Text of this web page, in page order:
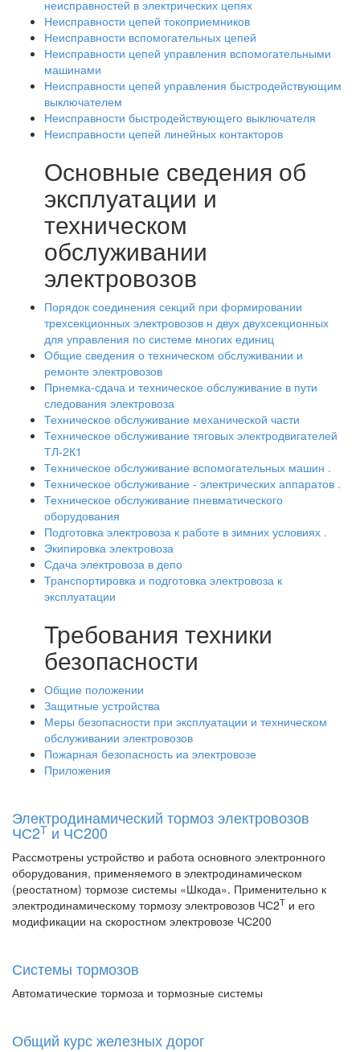
неисправностей в электрических цепях
Неисправности цепей токоприемников
Неисправности вспомогательных цепей
Неисправности цепей управления вспомогательными
машинами
Неисправности цепей управления быстродействующим
выключателем
Неисправности быстродействующего выключателя
Неисправности цепей линейных контакторов
Основные сведения об
эксплуатации и
техническом
обслуживании
электровозов
Порядок соединения секций при формировании
трехсекционных электровозов н двух двухсекционных
для управления по системе многих единиц
Общие сведения о техническом обслуживании и
ремонте электровозов
Прнемка-сдача и техническое обслуживание в пути
следования электровоза
Техническое обслуживание механической части
Техническое обслуживание тяговых электродвигателей
ТЛ-2К1
Техническое обслуживание вспомогательных машин .
Техническое обслуживание - электрических аппаратов .
Техническое обслуживание пневматического
оборудования
Подготовка электровоза к работе в зимних условиях .
Экипировка электровоза
Сдача электровоза в депо
Транспортировка и подготовка электровоза к
эксплуатации
Требования техники
безопасности
Общие положении
Защитные устройства
Меры безопасности при эксплуатации и техническом
обслуживании электровозов
Пожарная безопасность иа электровозе
Приложения
Электродинамический тормоз электровозов
ЧС2Т и ЧС200
Рассмотрены устройство и работа основного электронного
оборудования, применяемого в электродинамическом
(реостатном) тормозе системы «Шкода». Применительно к
электродинамическому тормозу электровозов ЧС2Т и его
модификации на скоростном электровозе ЧС200
Системы тормозов
Автоматические тормоза и тормозные системы
Общий курс железных дорог